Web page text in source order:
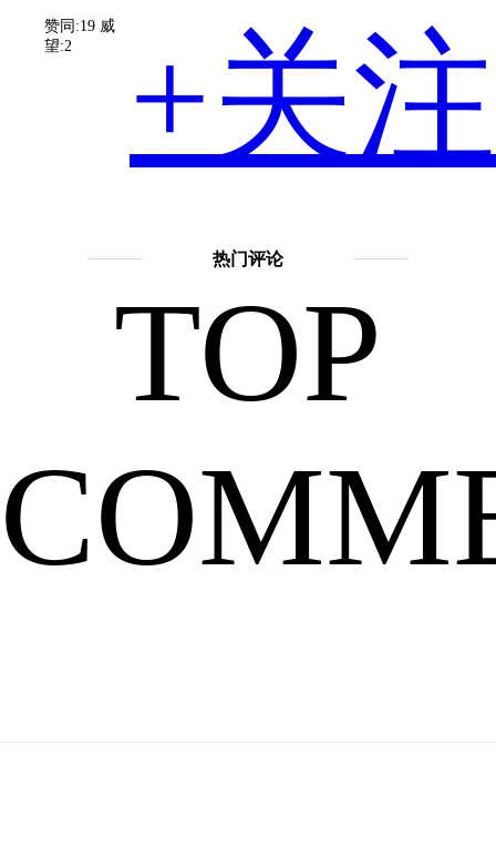
想
要
给
自
+关注
赞同:19 威
望:2
擅长
话
题：
神
话
故
事
吴
刚
嫦
热门评论
TOP